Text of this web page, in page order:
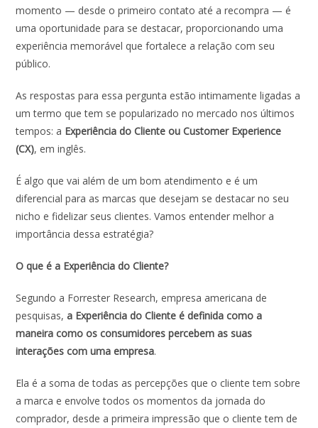
momento — desde o primeiro contato até a recompra — é
uma oportunidade para se destacar, proporcionando uma
experiência memorável que fortalece a relação com seu
público.
As respostas para essa pergunta estão intimamente ligadas a
um termo que tem se popularizado no mercado nos últimos
tempos: a Experiência do Cliente ou Customer Experience
(CX), em inglês.
É algo que vai além de um bom atendimento e é um
diferencial para as marcas que desejam se destacar no seu
nicho e fidelizar seus clientes. Vamos entender melhor a
importância dessa estratégia?
O que é a Experiência do Cliente?
Segundo a Forrester Research, empresa americana de
pesquisas,a Experiência do Cliente é definida como a
maneira como os consumidores percebem as suas
interações com uma empresa.
Ela é a soma de todas as percepções que o cliente tem sobre
a marca e envolve todos os momentos da jornada do
comprador, desde a primeira impressão que o cliente tem de